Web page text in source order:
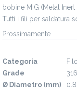
bobine MIG (Metal Inert
Tutti i fili per saldatura
Prossimamente
Categoria
Grade
Ø Diametro (mm)